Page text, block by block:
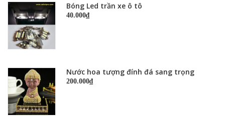
Bóng Led trần xe ô tô
40.000₫
Nước hoa tượng đính đá sang trọng
200.000₫